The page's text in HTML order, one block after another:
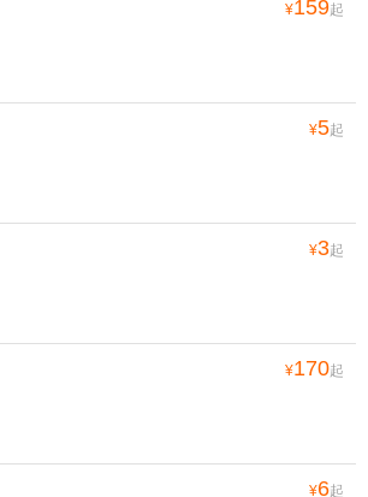
¥159起
¥5起
¥3起
¥170起
¥6起